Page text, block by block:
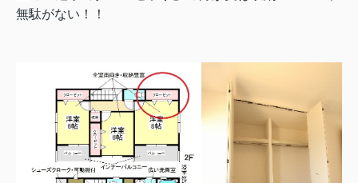
無駄がない！！